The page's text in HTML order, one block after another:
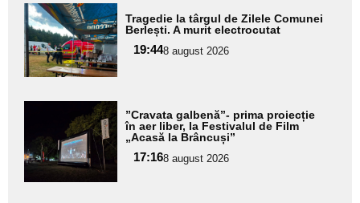
Adaugă
aici textul
pentru
subtitlu
Tragedie la târgul de Zilele Comunei
Berlești. A murit electrocutat
19:448 august 2026
Adaugă
aici textul
pentru
subtitlu
”Cravata galbenă”- prima proiecție
în aer liber, la Festivalul de Film
„Acasă la Brâncuși”
17:168 august 2026